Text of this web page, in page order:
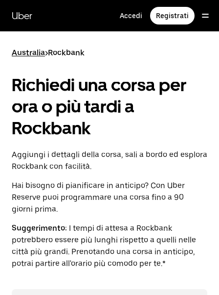
contenuto
principale
Uber Accedi Registrati
Australia>Rockbank
Richiedi una corsa per
ora o più tardi a
Rockbank
Aggiungi i dettagli della corsa, sali a bordo ed esplora
Rockbank con facilità.
Hai bisogno di pianificare in anticipo? Con Uber
Reserve puoi programmare una corsa fino a 90
giorni prima.
Suggerimento: I tempi di attesa a Rockbank
potrebbero essere più lunghi rispetto a quelli nelle
città più grandi. Prenotando una corsa in anticipo,
potrai partire all'orario più comodo per te.*